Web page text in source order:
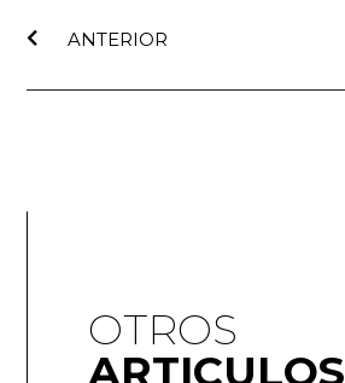
ANTERIOR
OTROS
ARTICULOS